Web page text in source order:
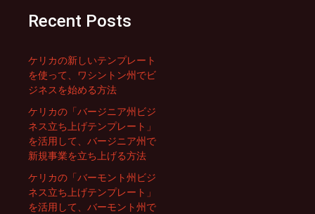
Recent Posts
ケリカの新しいテンプレート
を使って、ワシントン州でビ
ジネスを始める方法
ケリカの「バージニア州ビジ
ネス立ち上げテンプレート」
を活用して、バージニア州で
新規事業を立ち上げる方法
ケリカの「バーモント州ビジ
ネス立ち上げテンプレート」
を活用して、バーモント州で